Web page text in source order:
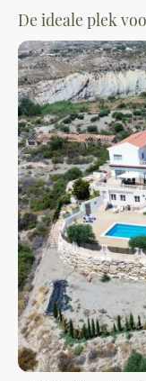
De ideale plek